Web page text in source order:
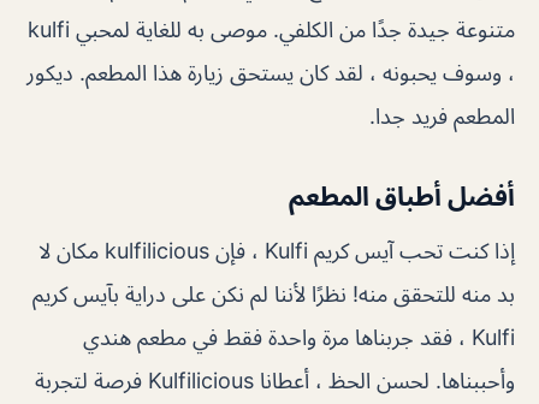
متنوعة جيدة جدًا من الكلفي. موصى به للغاية لمحبي kulfi
، وسوف يحبونه ، لقد كان يستحق زيارة هذا المطعم. ديكور
المطعم فريد جدا.
أفضل أطباق المطعم
إذا كنت تحب آيس كريم Kulfi ، فإن kulfilicious مكان لا
بد منه للتحقق منه! نظرًا لأننا لم نكن على دراية بآيس كريم
Kulfi ، فقد جربناها مرة واحدة فقط في مطعم هندي
وأحببناها. لحسن الحظ ، أعطانا Kulfilicious فرصة لتجربة